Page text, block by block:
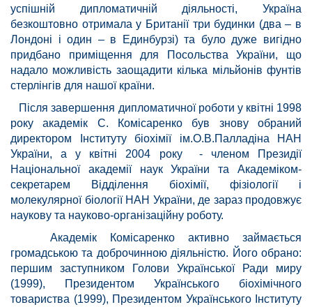
успішній дипломатичній діяльності, Україна
безкоштовно отримала у Британії три будинки (два – в
Лондоні і один – в Единбурзі) та було дуже вигідно
придбано приміщення для Посольства України, що
надало можливість заощадити кілька мільйонів фунтів
стерлінгів для нашої країни.
Після завершення дипломатичної роботи у квітні 1998
року академік С. Комісаренко був знову обраний
директором Інституту біохімії ім.О.В.Палладіна НАН
України, а у квітні 2004 року - членом Президії
Національної академії наук України та Академіком-
секретарем Відділення біохімії, фізіології і
молекулярної біології НАН України, де зараз продовжує
наукову та науково-організаційну роботу.
Академік Комісаренко активно займається
громадською та доброчинною діяльністю. Його обрано:
першим заступником Голови Української Ради миру
(1999), Президентом Українського біохімічного
товариства (1999), Президентом Українського Інституту